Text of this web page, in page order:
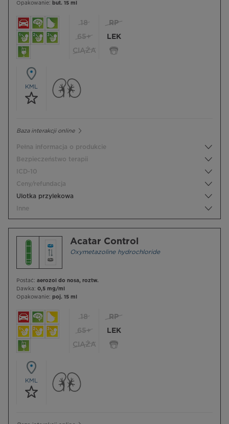
Opakowanie: but. 15 ml
18
65+
CIĄŻA
RP
LEK
KML
Baza interakcji online
Pełna informacja o produkcie
Bezpieczeństwo terapii
ICD-10
Ceny/refundacja
Ulotka przylekowa
Inne
Acatar Control
Oxymetazoline hydrochloride
Postać: aerozol do nosa, roztw.
Dawka: 0,5 mg/ml
Opakowanie: poj. 15 ml
18
65+
CIĄŻA
RP
LEK
KML